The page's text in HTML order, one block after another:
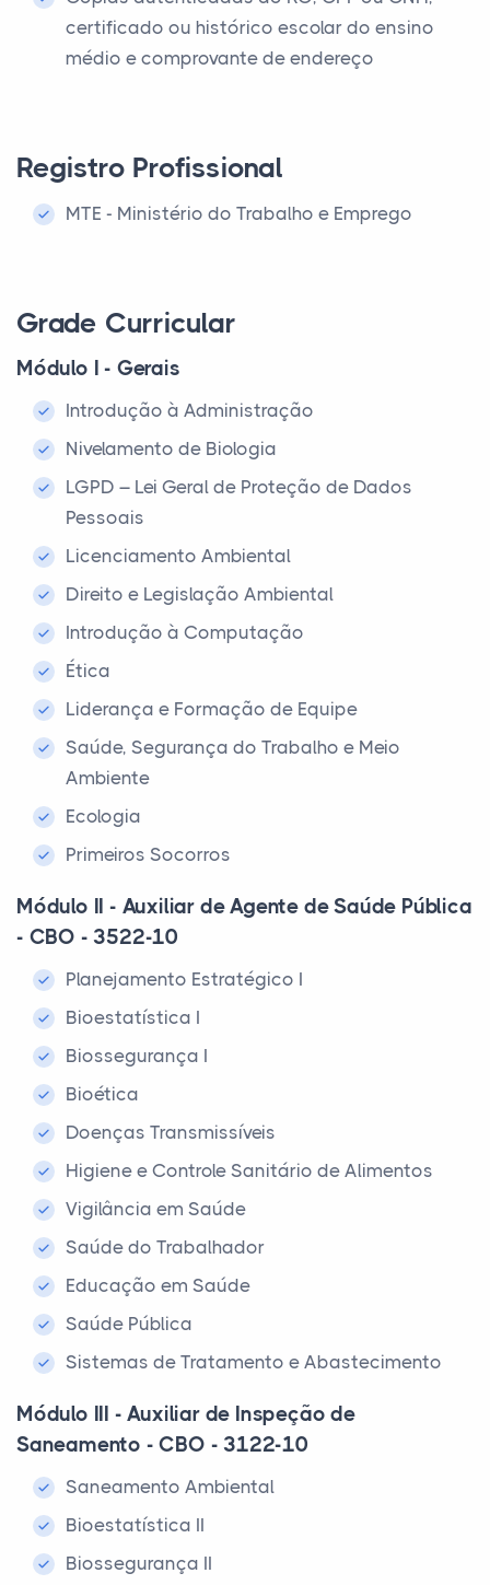
certificado ou histórico escolar do ensino
médio e comprovante de endereço
Registro Profissional
MTE - Ministério do Trabalho e Emprego
Grade Curricular
Módulo I - Gerais
Introdução à Administração
Nivelamento de Biologia
LGPD – Lei Geral de Proteção de Dados
Pessoais
Licenciamento Ambiental
Direito e Legislação Ambiental
Introdução à Computação
Ética
Liderança e Formação de Equipe
Saúde, Segurança do Trabalho e Meio
Ambiente
Ecologia
Primeiros Socorros
Módulo II - Auxiliar de Agente de Saúde Pública
- CBO - 3522-10
Planejamento Estratégico I
Bioestatística I
Biossegurança I
Bioética
Doenças Transmissíveis
Higiene e Controle Sanitário de Alimentos
Vigilância em Saúde
Saúde do Trabalhador
Educação em Saúde
Saúde Pública
Sistemas de Tratamento e Abastecimento
Módulo III - Auxiliar de Inspeção de
Saneamento - CBO - 3122-10
Saneamento Ambiental
Bioestatística II
Biossegurança II